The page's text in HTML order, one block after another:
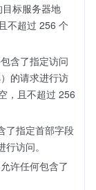
标服务器地
不超过 256 个
含了指定访问
的请求进行访
，且不超过 256
了指定首部字段
访问。
许任何包含了